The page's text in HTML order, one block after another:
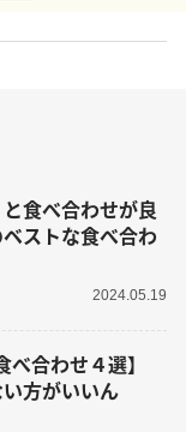
食べ合わせが良
ストな食べ合わ
2024.05.19
合わせ４選】
い方がいいん